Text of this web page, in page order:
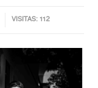
VISITAS: 112